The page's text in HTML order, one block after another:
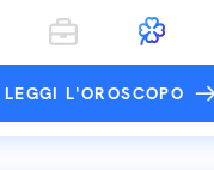
LEGGI L'OROSCOPO